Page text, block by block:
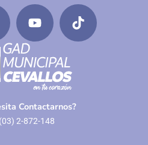
Contactarnos?
(03) 2-872-148